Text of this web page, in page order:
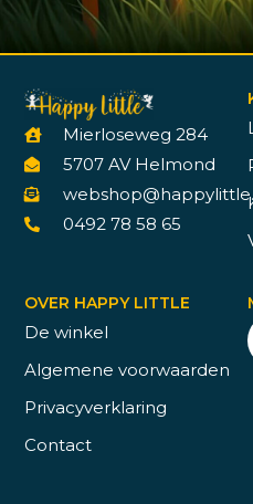
Mierloseweg 284
5707 AV Helmond
0492 78 58 65
OVER HAPPY LITTLE
De winkel
Algemene voorwaarden
Privacyverklaring
Contact